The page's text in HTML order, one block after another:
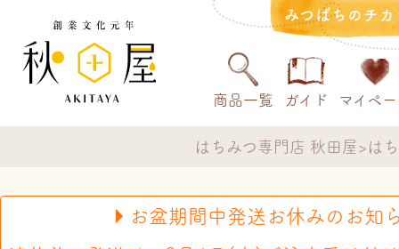
みつばちのチ
商品一覧 ガイド マイペ
はちみつ専門店 秋田屋 は
お盆期間中発送お休みのお知